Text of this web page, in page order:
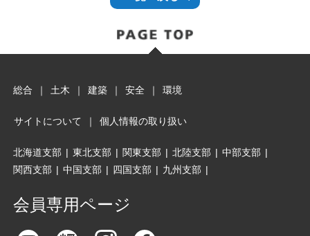
総合 ｜ 土木 ｜ 建築 ｜ 安全 ｜ 環境
サイトについて ｜ 個人情報の取り扱い
北海道支部 | 東北支部 | 関東支部 | 北陸支部 | 中部支部 |
関西支部 | 中国支部 | 四国支部 | 九州支部 |
会員専用ページ